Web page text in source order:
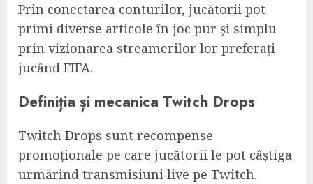
Prin conectarea conturilor, jucătorii pot
primi diverse articole în joc pur și simplu
prin vizionarea streamerilor lor preferați
jucând FIFA.
Definiția și mecanica Twitch Drops
Twitch Drops sunt recompense
promoționale pe care jucătorii le pot câștiga
urmărind transmisiuni live pe Twitch.